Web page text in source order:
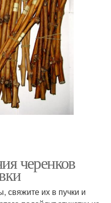
черенков
свяжите их в пучки и